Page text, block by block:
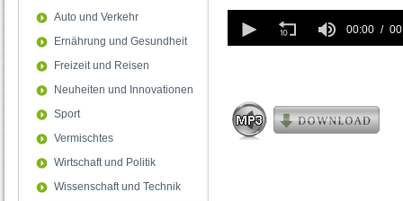
Auto und Verkehr
Ernährung und Gesundheit
Freizeit und Reisen
Neuheiten und Innovationen
Sport
Vermischtes
Wirtschaft und Politik
Wissenschaft und Technik
seconds
of
00:00